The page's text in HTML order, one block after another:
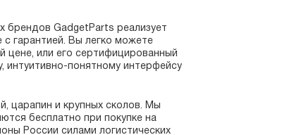
брендов GadgetParts реализует
гарантией. Вы легко можете
цене, или его сертифицированный
интуитивно-понятному интерфейсу
царапин и крупных сколов. Мы
бесплатно при покупке на
России силами логистических